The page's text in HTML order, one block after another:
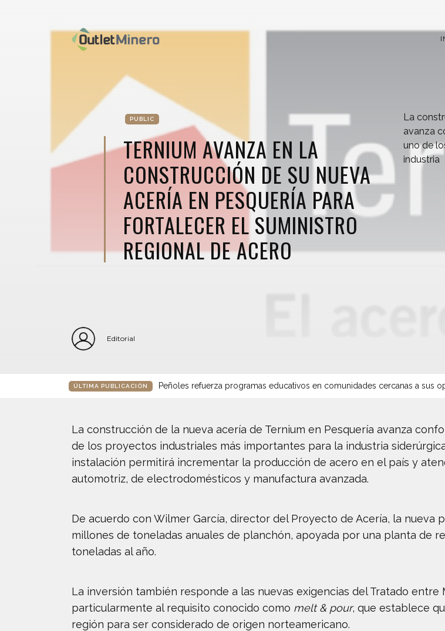
PUBLIC
TERNIUM AVANZA EN LA
CONSTRUCCIÓN DE SU NUEVA
ACERÍA EN PESQUERÍA PARA
FORTALECER EL SUMINISTRO
REGIONAL DE ACERO
La
avanza
uno de
industria
Editorial
ÚLTIMA PUBLICACIÓN Peñoles refuerza programas educativos en comunidades cercanas a sus
La construcción de la nueva acería de Ternium en Pesquería avanza
de los proyectos industriales más importantes para la industria
instalación permitirá incrementar la producción de acero en el país y
automotriz, de electrodomésticos y manufactura avanzada.
De acuerdo con Wilmer García, director del Proyecto de Acería, la nueva
millones de toneladas anuales de planchón, apoyada por una planta de
toneladas al año.
La inversión también responde a las nuevas exigencias del Tratado entre
particularmente al requisito conocido como melt & pour, que establece
región para ser considerado de origen norteamericano.